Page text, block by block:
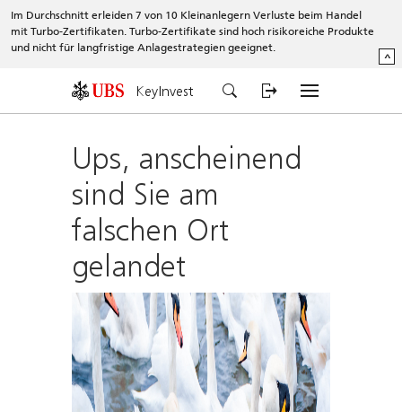
Im Durchschnitt erleiden 7 von 10 Kleinanlegern Verluste beim Handel
mit Turbo-Zertifikaten. Turbo-Zertifikate sind hoch risikoreiche Produkte
und nicht für langfristige Anlagestrategien geeignet.
^
KeyInvest
Ups, anscheinend
sind Sie am
falschen Ort
gelandet